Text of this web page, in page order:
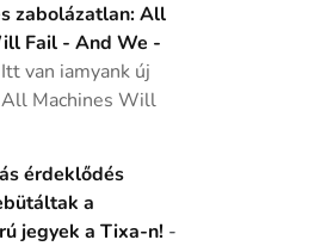
zabolázatlan: All
Fail - And We -
Itt van iamyank új
Machines Will
érdeklődés
a
jegyek a Tixa-n! -